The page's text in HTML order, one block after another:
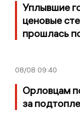
Уплывшие
ценовые
прошлась
08/08 09:40
Орловцам
за